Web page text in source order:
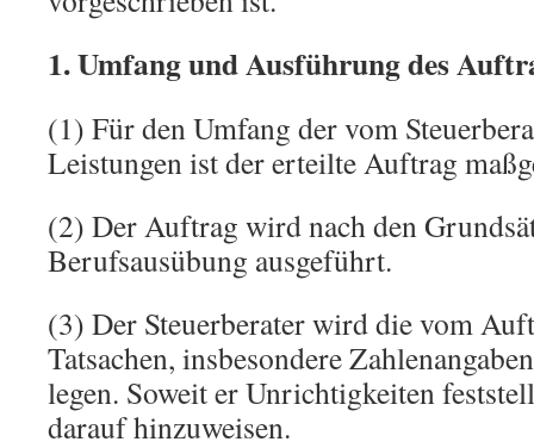
1. Umfang und Ausführung des
(1) Für den Umfang der vom
Leistungen ist der erteilte Auftrag
(2) Der Auftrag wird nach den
Berufsausübung ausgeführt.
(3) Der Steuerberater wird die vom
Tatsachen, insbesondere
legen. Soweit er Unrichtigkeiten
darauf hinzuweisen.